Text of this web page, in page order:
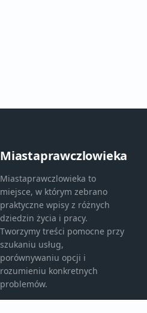
Miastaprawczlowieka
Miastaprawczlowieka to
miejsce, w którym zebrano
praktyczne wpisy z różnych
dziedzin życia i pracy.
Tworzymy treści pomocne przy
szukaniu usług,
porównywaniu opcji i
rozumieniu konkretnych
problemów.